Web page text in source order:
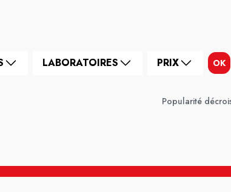
LABORATOIRES PRIX OK